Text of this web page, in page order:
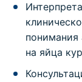
понимания
на яйца